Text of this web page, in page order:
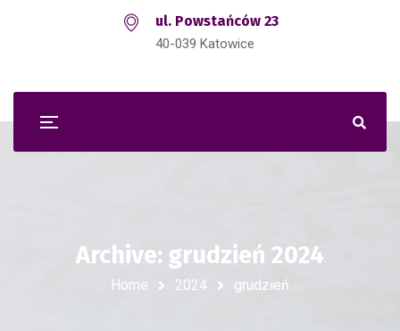
ul. Powstańców 23
40-039 Katowice
Archive: grudzień 2024
Home 2024 grudzień